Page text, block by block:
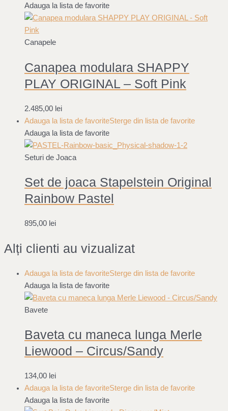
Adauga la lista de favorite
Canapele
Canapea modulara SHAPPY
PLAY ORIGINAL – Soft Pink
2.485,00 lei
Adauga la lista de favoriteSterge din lista de favorite
Adauga la lista de favorite
Seturi de Joaca
Set de joaca Stapelstein Original
Rainbow Pastel
895,00 lei
Alți clienti au vizualizat
Adauga la lista de favoriteSterge din lista de favorite
Adauga la lista de favorite
Bavete
Baveta cu maneca lunga Merle
Liewood – Circus/Sandy
134,00 lei
Adauga la lista de favoriteSterge din lista de favorite
Adauga la lista de favorite